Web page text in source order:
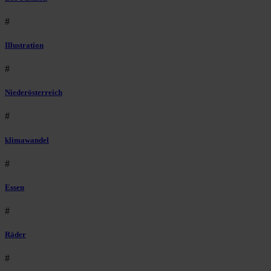
#
Illustration
#
Niederösterreich
#
klimawandel
#
Essen
#
Räder
#